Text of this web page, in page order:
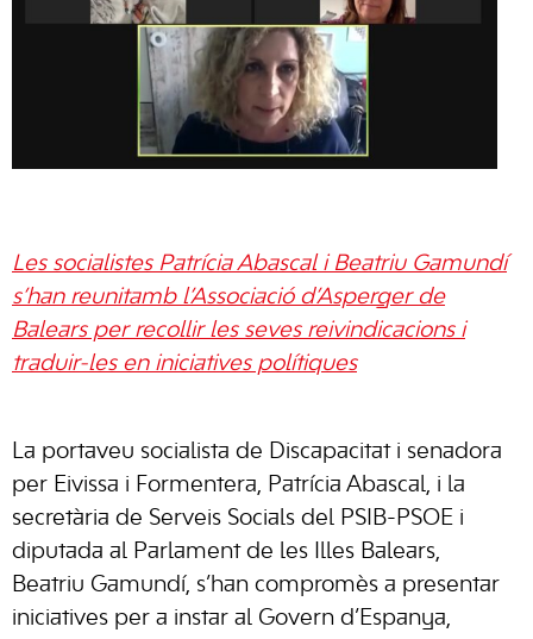
Les socialistes Patrícia Abascal i Beatriu Gamundí
s’han reunitamb l’Associació d’Asperger de
Balears per recollir les seves reivindicacions i
traduir-les en iniciatives polítiques
La portaveu socialista de Discapacitat i senadora
per Eivissa i Formentera, Patrícia Abascal, i la
secretària de Serveis Socials del PSIB-PSOE i
diputada al Parlament de les Illes Balears,
Beatriu Gamundí, s’han compromès a presentar
iniciatives per a instar al Govern d’Espanya,